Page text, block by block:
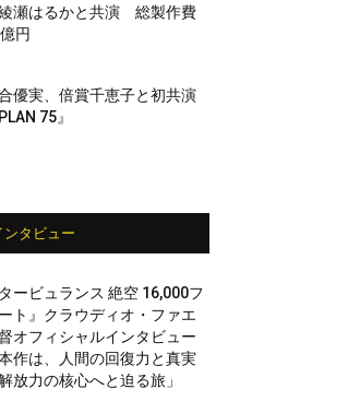
瀬はるかと共演 総製作費
円
優実、倍賞千恵子と初共演
PLAN 75』
ンタビュー
タービュランス 絶空 16,000フ
ト』クラウディオ・ファエ
オフィシャルインタビュー
本作は、人間の回復力と真実
放力の核心へと迫る旅」